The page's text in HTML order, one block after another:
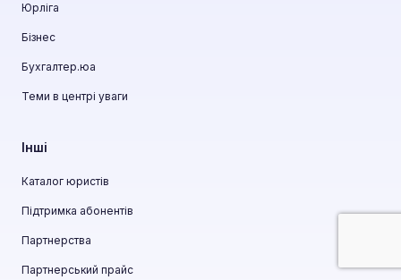
Юрліга
Бізнес
Бухгалтер.юа
Теми в центрі уваги
Інші
Каталог юристів
Підтримка абонентів
Партнерства
Партнерський прайс